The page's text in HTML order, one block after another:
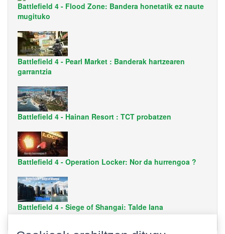
Battlefield 4 - Flood Zone: Bandera honetatik ez naute
mugituko
Battlefield 4 - Pearl Market : Banderak hartzearen
garrantzia
Battlefield 4 - Hainan Resort : TCT probatzen
Battlefield 4 - Operation Locker: Nor da hurrengoa ?
Battlefield 4 - Siege of Shangai: Talde lana